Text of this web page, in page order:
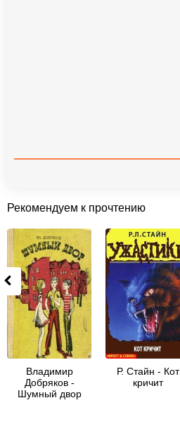
Рекомендуем к прочтению
Владимир
Добряков -
Шумный двор
Р. Стайн - Кот
кричит